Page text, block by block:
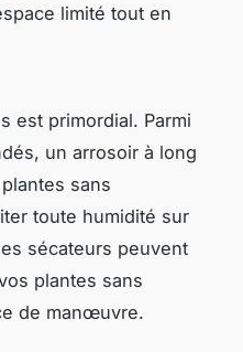
limité tout en
est primordial. Parmi
un arrosoir à long
sans
toute humidité sur
sécateurs peuvent
plantes sans
de manœuvre.